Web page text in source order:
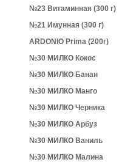
№23 Витаминная (300 г)
№21 Имунная (300 г)
ARDONIO Prima (200г)
№30 МИЛКО Кокос
№30 МИЛКО Банан
№30 МИЛКО Манго
№30 МИЛКО Черника
№30 МИЛКО Арбуз
№30 МИЛКО Ваниль
№30 МИЛКО Малина